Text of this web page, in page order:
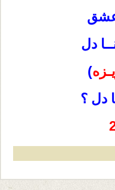
عشق
دل
)
دل ؟